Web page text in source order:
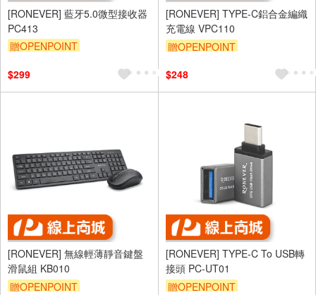
[RONEVER] 藍牙5.0微型接收器
PC413
贈OPENPOINT
$299
[RONEVER] TYPE-C鋁合金編織
充電線 VPC110
贈OPENPOINT
$248
[RONEVER] 無線輕薄靜音鍵盤
滑鼠組 KB010
贈OPENPOINT
[RONEVER] TYPE-C To USB轉
接頭 PC-UT01
贈OPENPOINT